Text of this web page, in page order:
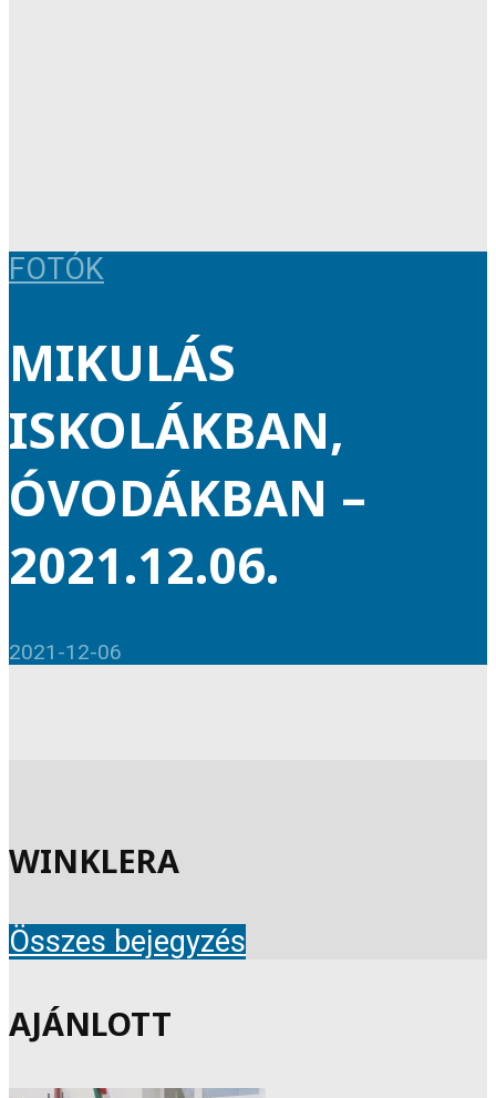
FOTÓK
MIKULÁS
ISKOLÁKBAN,
ÓVODÁKBAN –
2021.12.06.
2021-12-06
WINKLERA
Összes bejegyzés
AJÁNLOTT